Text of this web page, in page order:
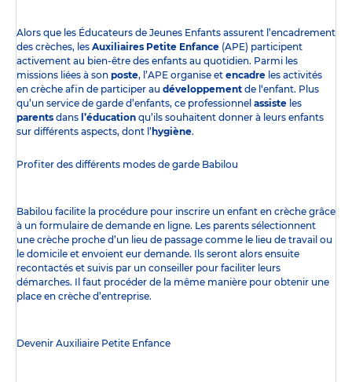
Alors que les Éducateurs de Jeunes Enfants assurent l’encadrement
des crèches, les Auxiliaires Petite Enfance (APE) participent
activement au bien-être des enfants au quotidien. Parmi les
missions liées à son poste, l’APE organise et encadre les activités
en crèche afin de participer au développement de l‘enfant. Plus
qu’un service de garde d’enfants, ce professionnel assiste les
parents dans l’éducation qu’ils souhaitent donner à leurs enfants
sur différents aspects, dont l’ hygiène.
Profiter des différents modes de garde Babilou
Babilou facilite la procédure pour inscrire un enfant en crèche grâce
à un formulaire de demande en ligne. Les parents sélectionnent
une crèche proche d’un lieu de passage comme le lieu de travail ou
le domicile et envoient eur demande. Ils seront alors ensuite
recontactés et suivis par un conseiller pour faciliter leurs
démarches. Il faut procéder de la même manière pour obtenir une
place en crèche d’entreprise.
Devenir Auxiliaire Petite Enfance